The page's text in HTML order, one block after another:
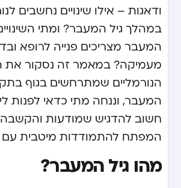
ודאגות – אילו שינויים נחשבים
במהלך גיל המעבר? ומתי
המעבר מצריכים פנייה לרופא
מעמיקה? במאמר זה נסקור את
הנורמליים שמתרחשים בגוף
המעבר, וננחה מתי כדאי לפנות
חשוב להדגיש שמודעות
המפתח להתמודדות מיטבית עם
מהו גיל המעבר?